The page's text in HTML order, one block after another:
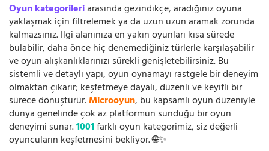
Oyun kategorileriarasında gezindikçe, aradığınız oyuna
yaklaşmak için filtrelemek ya da uzun uzun aramak zorunda
kalmazsınız. İlgi alanınıza en yakın oyunları kısa sürede
bulabilir, daha önce hiç denemediğiniz türlerle karşılaşabilir
ve oyun alışkanlıklarınızı sürekli genişletebilirsiniz. Bu
sistemli ve detaylı yapı, oyun oynamayı rastgele bir deneyim
olmaktan çıkarır; keşfetmeye dayalı, düzenli ve keyifli bir
sürece dönüştürür.Microoyun, bu kapsamlı oyun düzeniyle
dünya genelinde çok az platformun sunduğu bir oyun
deneyimi sunar.1001farklı oyun kategorimiz, siz değerli
oyuncuların keşfetmesini bekliyor. 🌐✨